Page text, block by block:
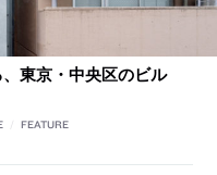
東京・中央区のビル
FEATURE